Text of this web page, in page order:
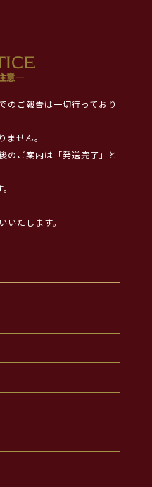
のご報告は一切行っており
ません。
のご案内は「発送完了」と
いたします。